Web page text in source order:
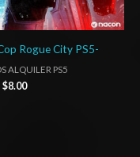
Rogue City PS5-
ALQUILER PS5
$8.00